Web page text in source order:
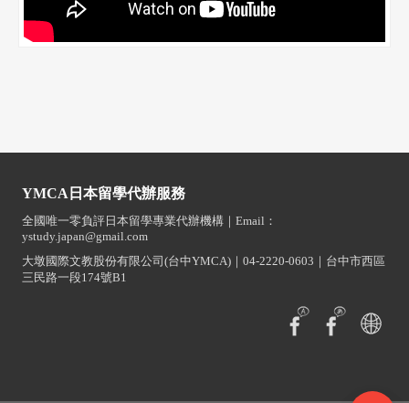
YMCA日本留學代辦服務
全國唯一零負評日本留學專業代辦機構｜Email：
ystudy.japan@gmail.com
大墩國際文教股份有限公司(台中YMCA)｜04-2220-0603｜台中市西區
三民路一段174號B1